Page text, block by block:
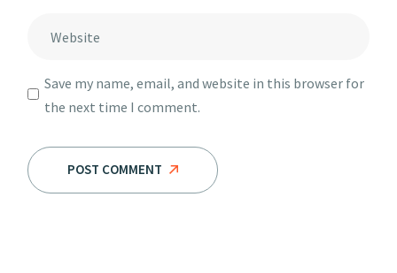
Save my name, email, and website in this browser for
the next time I comment.
POST COMMENT